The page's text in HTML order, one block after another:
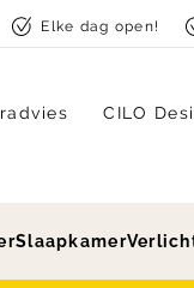
Elke dag open!
CILO
Slaapkamer